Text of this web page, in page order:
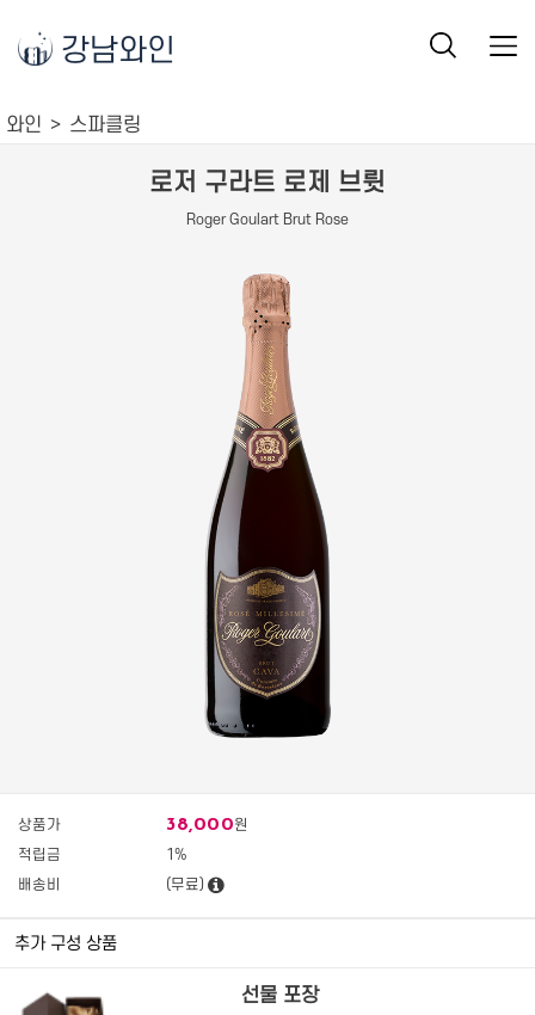
강남와인
와인 스파클링
로저 구라트 로제 브륏
Roger Goulart Brut Rose
상품가 38,000원
적립금
1%
배송비
(무료)
추가 구성 상품
선물 포장